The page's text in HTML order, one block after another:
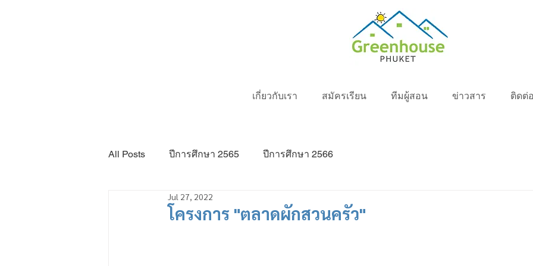
เกี่ยวกับเรา สมัครเรียน ทีมผู้สอน ข่าวสาร ติดต่
All Posts ปีการศึกษา 2565 ปีการศึกษา 2566
โครงการ "ตลาดผักสวนครัว"
Jul 27, 2022